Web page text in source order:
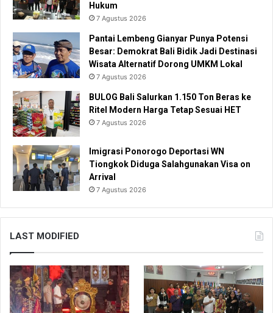
Hukum
7 Agustus 2026
Pantai Lembeng Gianyar Punya Potensi
Besar: Demokrat Bali Bidik Jadi Destinasi
Wisata Alternatif Dorong UMKM Lokal
7 Agustus 2026
BULOG Bali Salurkan 1.150 Ton Beras ke
Ritel Modern Harga Tetap Sesuai HET
7 Agustus 2026
Imigrasi Ponorogo Deportasi WN
Tiongkok Diduga Salahgunakan Visa on
Arrival
7 Agustus 2026
LAST MODIFIED